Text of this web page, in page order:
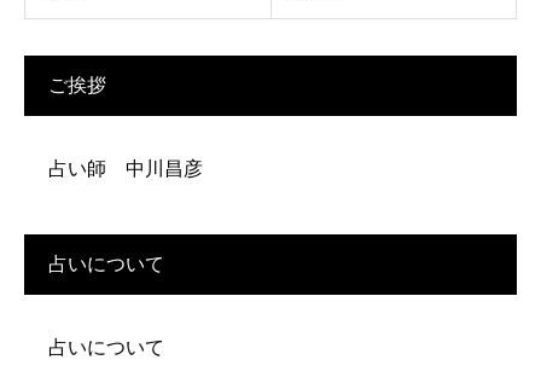
ご挨拶
占い師 中川昌彦
占いについて
占いについて